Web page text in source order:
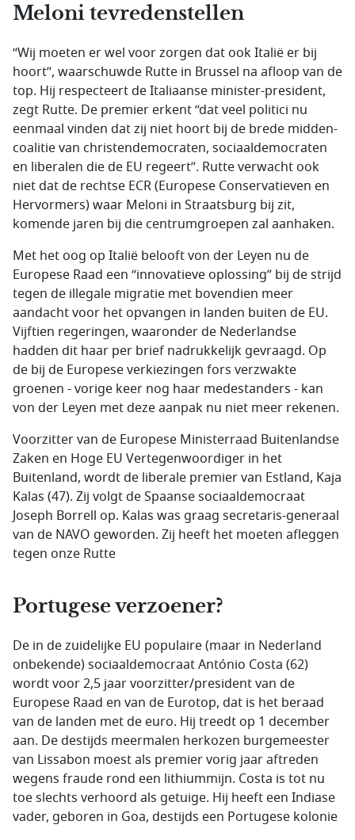
Meloni tevredenstellen
“Wij moeten er wel voor zorgen dat ook Italië er bij
hoort”, waarschuwde Rutte in Brussel na afloop van de
top. Hij respecteert de Italiaanse minister-president,
zegt Rutte. De premier erkent “dat veel politici nu
eenmaal vinden dat zij niet hoort bij de brede midden-
coalitie van christendemocraten, sociaaldemocraten
en liberalen die de EU regeert”. Rutte verwacht ook
niet dat de rechtse ECR (Europese Conservatieven en
Hervormers) waar Meloni in Straatsburg bij zit,
komende jaren bij die centrumgroepen zal aanhaken.
Met het oog op Italië belooft von der Leyen nu de
Europese Raad een “innovatieve oplossing” bij de strijd
tegen de illegale migratie met bovendien meer
aandacht voor het opvangen in landen buiten de EU.
Vijftien regeringen, waaronder de Nederlandse
hadden dit haar per brief nadrukkelijk gevraagd. Op
de bij de Europese verkiezingen fors verzwakte
groenen - vorige keer nog haar medestanders - kan
von der Leyen met deze aanpak nu niet meer rekenen.
Voorzitter van de Europese Ministerraad Buitenlandse
Zaken en Hoge EU Vertegenwoordiger in het
Buitenland, wordt de liberale premier van Estland, Kaja
Kalas (47). Zij volgt de Spaanse sociaaldemocraat
Joseph Borrell op. Kalas was graag secretaris-generaal
van de NAVO geworden. Zij heeft het moeten afleggen
tegen onze Rutte
Portugese verzoener?
De in de zuidelijke EU populaire (maar in Nederland
onbekende) sociaaldemocraat António Costa (62)
wordt voor 2,5 jaar voorzitter/president van de
Europese Raad en van de Eurotop, dat is het beraad
van de landen met de euro. Hij treedt op 1 december
aan. De destijds meermalen herkozen burgemeester
van Lissabon moest als premier vorig jaar aftreden
wegens fraude rond een lithiummijn. Costa is tot nu
toe slechts verhoord als getuige. Hij heeft een Indiase
vader, geboren in Goa, destijds een Portugese kolonie